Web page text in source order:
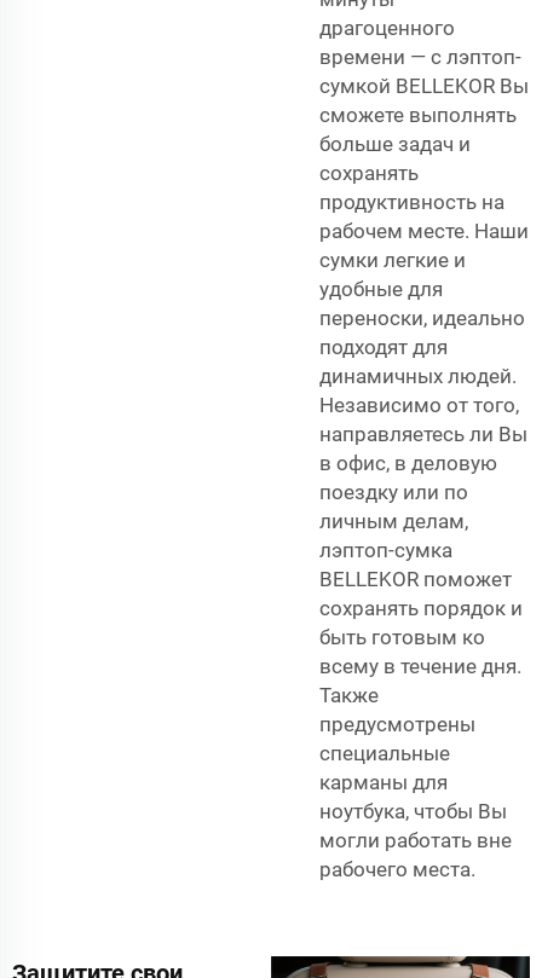
драгоценного
времени — с лэптоп-
сумкой BELLEKOR Вы
сможете выполнять
больше задач и
сохранять
продуктивность на
рабочем месте. Наши
сумки легкие и
удобные для
переноски, идеально
подходят для
динамичных людей.
Независимо от того,
направляетесь ли Вы
в офис, в деловую
поездку или по
личным делам,
лэптоп-сумка
BELLEKOR поможет
сохранять порядок и
быть готовым ко
всему в течение дня.
Также
предусмотрены
специальные
карманы для
ноутбука, чтобы Вы
могли работать вне
рабочего места.